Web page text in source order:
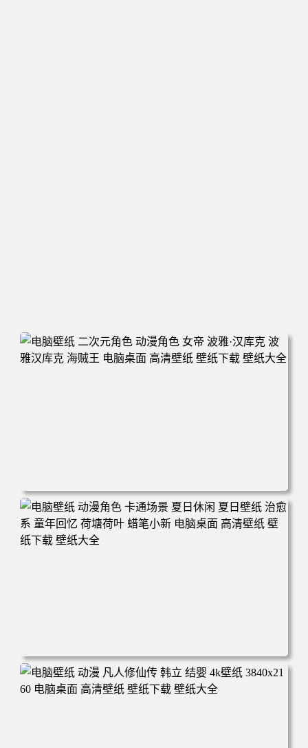
电脑壁纸 二次元角色 动漫角色 女帝 波雅·汉库克 波雅汉库
克 海贼王 电脑桌面 高清壁纸 壁纸下载 壁纸大全
电脑壁纸 动漫角色 卡通场景 夏日休闲 夏日壁纸 治愈系 童
年回忆 荷塘荷叶 蜡笔小新 电脑桌面 高清壁纸 壁纸下载 壁